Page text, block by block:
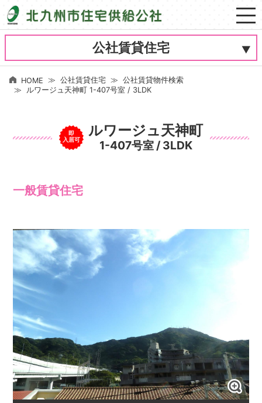
公社賃貸住宅
HOME 公社賃貸住宅
公社賃貸物件検索
ルワージュ天神町 1-407号室 / 3LDK
即
入居可
ルワージュ天神町
1-407号室 / 3LDK
一般賃貸住宅